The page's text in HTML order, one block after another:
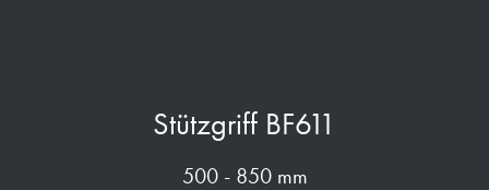
Stützgriff BF611
500 - 850 mm